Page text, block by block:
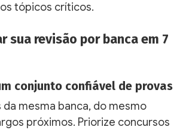
tópicos críticos.
sua revisão por banca em 7
conjunto confiável de provas
da mesma banca, do mesmo
próximos. Priorize concursos